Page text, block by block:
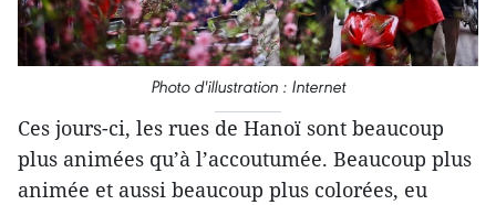
Photo d'illustration : Internet
Ces jours-ci, les rues de Hanoï sont beaucoup
plus animées qu’à l’accoutumée. Beaucoup plus
animée et aussi beaucoup plus colorées, eu